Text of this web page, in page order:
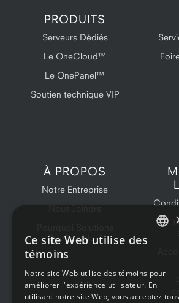
PRODUITS
Serveurs Dédiés
Le OneCloud™
Le OnePanel™
Soutien technique VIP
À PROPOS
Notre Entreprise
Nous Joindre
OneProvider?
Ce site Web utilise des
témoins
Notre site Web utilise des témoins pour
améliorer l'expérience utilisateur. En
utilisant notre site Web, vous acceptez tous